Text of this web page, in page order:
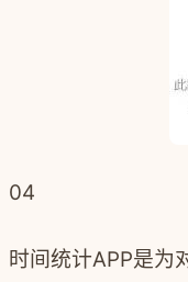
04
时间统计APP是为